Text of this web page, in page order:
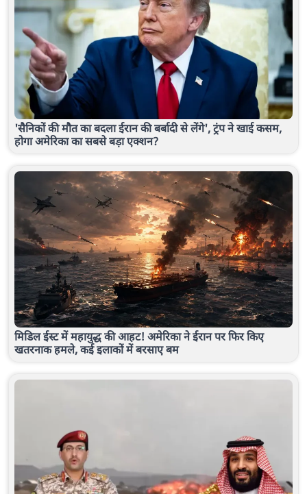
'सैनिकों की मौत का बदला ईरान की बर्बादी से लेंगे', ट्रंप ने खाई कसम,
होगा अमेरिका का सबसे बड़ा एक्शन?
मिडिल ईस्ट में महायुद्ध की आहट! अमेरिका ने ईरान पर फिर किए
खतरनाक हमले, कई इलाकों में बरसाए बम